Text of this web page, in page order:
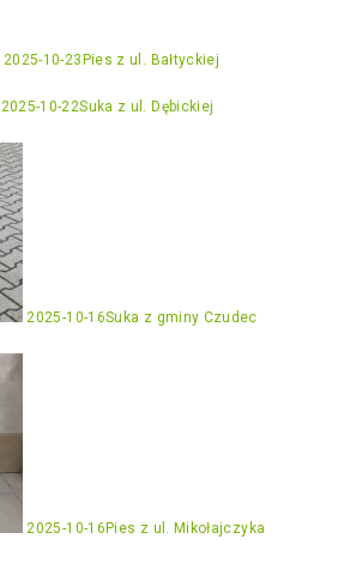
2025-10-23 Pies z ul. Bałtyckiej
2025-10-22Suka z ul. Dębickiej
2025-10-16Suka z gminy Czudec
2025-10-16 Pies z ul. Mikołajczyka